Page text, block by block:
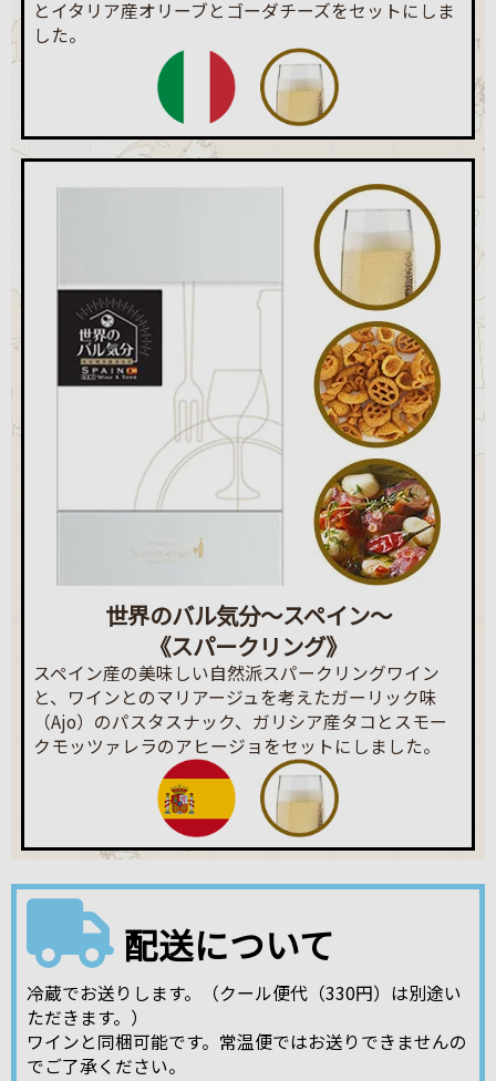
とイタリア産オリーブとゴーダチーズをセットにしま
した。
世界のバル気分～スペイン～
《スパークリング》
スペイン産の美味しい自然派スパークリングワイン
と、ワインとのマリアージュを考えたガーリック味
（Ajo）のパスタスナック、ガリシア産タコとスモー
クモッツァレラのアヒージョをセットにしました。
配送について
冷蔵でお送りします。（クール便代（330円）は別途い
ただきます。）
ワインと同梱可能です。常温便ではお送りできませんの
でご了承ください。